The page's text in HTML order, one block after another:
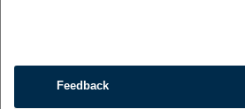
Feedback